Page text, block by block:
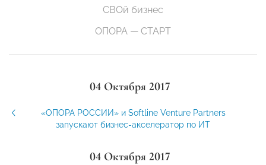
СВОй бизнес
ОПОРА — СТАРТ
04 Октября 2017
«ОПОРА РОССИИ» и Softline Venture Partners
запускают бизнес-акселератор по ИТ
04 Октября 2017